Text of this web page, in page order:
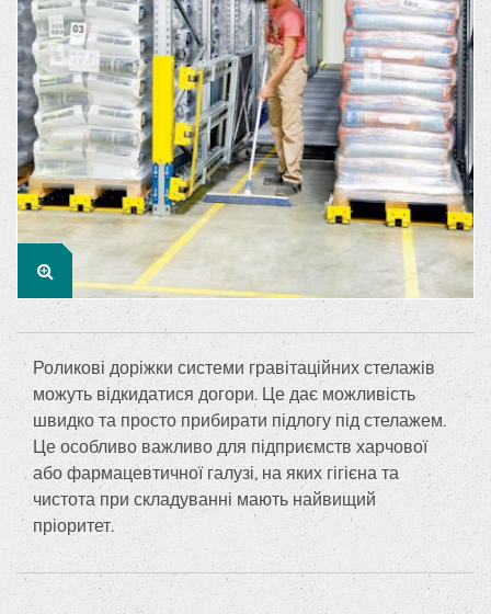
Роликові доріжки системи гравітаційних стелажів
можуть відкидатися догори. Це дає можливість
швидко та просто прибирати підлогу під стелажем.
Це особливо важливо для підприємств харчової
або фармацевтичної галузі, на яких гігієна та
чистота при складуванні мають найвищий
пріоритет.